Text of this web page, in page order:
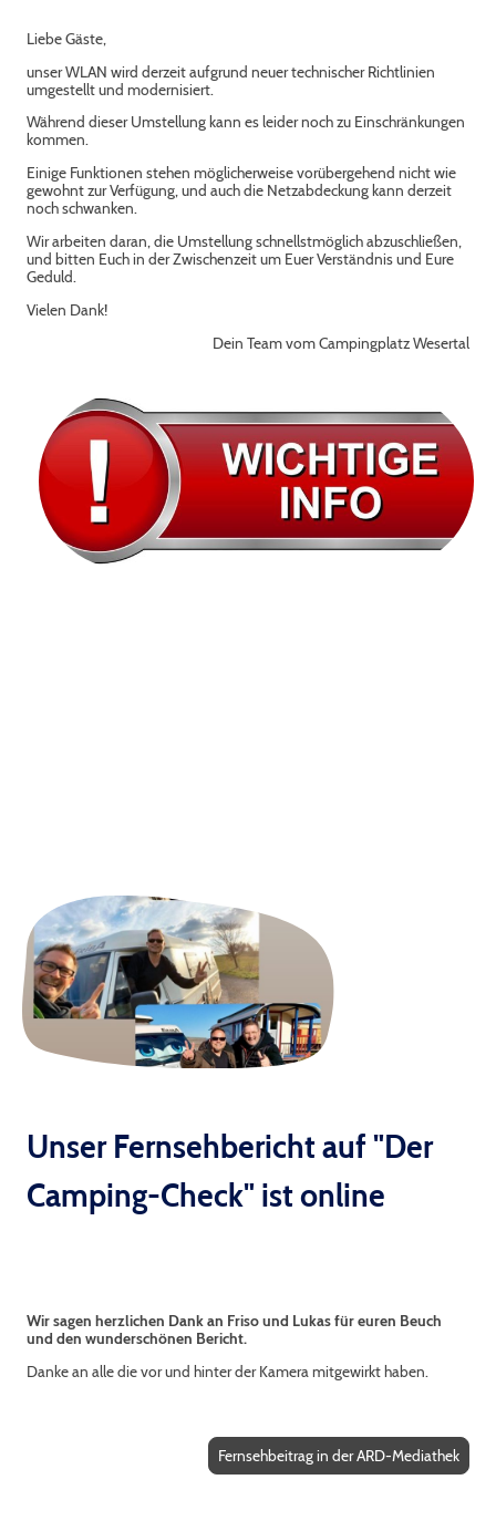
Liebe Gäste,
unser WLAN wird derzeit aufgrund neuer technischer Richtlinien
umgestellt und modernisiert.
Während dieser Umstellung kann es leider noch zu Einschränkungen
kommen.
Einige Funktionen stehen möglicherweise vorübergehend nicht wie
gewohnt zur Verfügung, und auch die Netzabdeckung kann derzeit
noch schwanken.
Wir arbeiten daran, die Umstellung schnellstmöglich abzuschließen,
und bitten Euch in der Zwischenzeit um Euer Verständnis und Eure
Geduld.
Vielen Dank!
Dein Team vom Campingplatz Wesertal
Unser Fernsehbericht auf "Der
Camping-Check" ist online
Wir sagen herzlichen Dank an Friso und Lukas für euren Beuch
und den wunderschönen Bericht.
Danke an alle die vor und hinter der Kamera mitgewirkt haben.
Fernsehbeitrag in der ARD-Mediathek